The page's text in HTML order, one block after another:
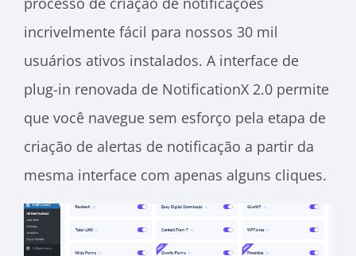
incrivelmente fácil para nossos 30 mil
usuários ativos instalados. A interface de
plug-in renovada de NotificationX 2.0 permite
que você navegue sem esforço pela etapa de
criação de alertas de notificação a partir da
mesma interface com apenas alguns cliques.